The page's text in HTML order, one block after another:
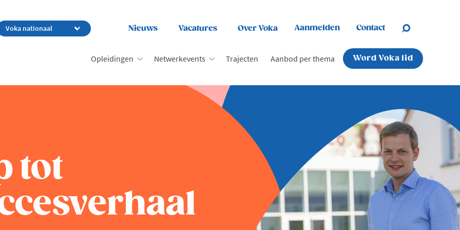
Nieuws Vacatures Over Voka Aanmelden Contact
Opleidingen Netwerkevents Trajecten Aanbod per thema Word Voka lid
tot